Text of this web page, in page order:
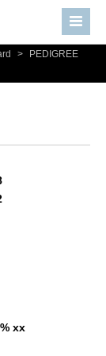
>
PEDIGREE
xx